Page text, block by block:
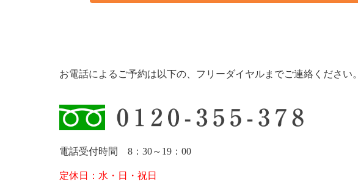
お電話によるご予約は以下の、 フリーダイヤルまでご連絡ください。
電話受付時間 8：30～19：00
定休日：水・日・祝日